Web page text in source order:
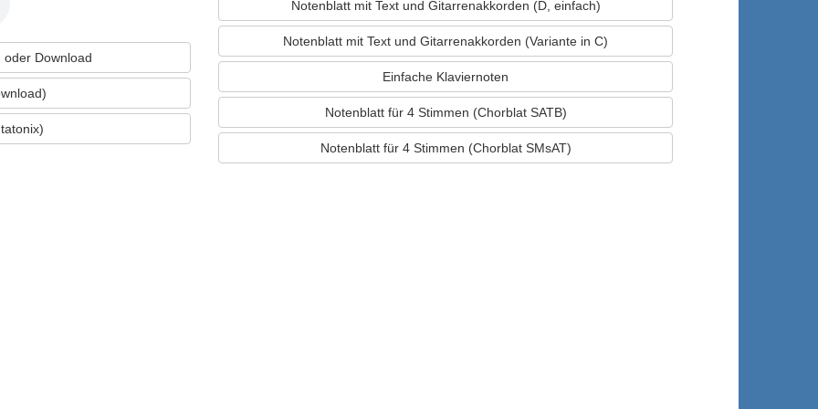
oder Download
Notenblatt mit Text und Gitarrenakkorden (D, einfach)
Notenblatt mit Text und Gitarrenakkorden (Variante in C)
Einfache Klaviernoten
Notenblatt für 4 Stimmen (Chorblat SATB)
Notenblatt für 4 Stimmen (Chorblat SMsAT)